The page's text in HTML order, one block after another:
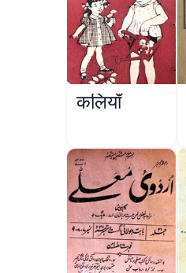
कलियाँ